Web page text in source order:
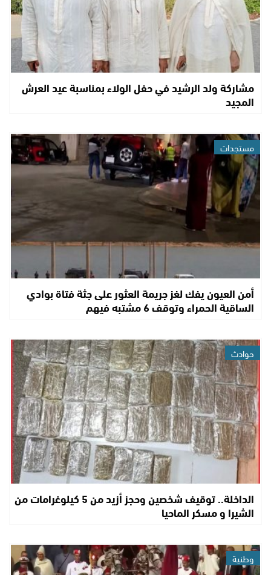
مشاركة ولد الرشيد في حفل الولاء بمناسبة عيد العرش
المجيد
مستجدات
أمن العيون يفك لغز جريمة العثور على جثة فتاة بوادي
الساقية الحمراء وتوقف 6 مشتبه فيهم
حوادث
الداخلة.. توقيف شخصين وحجز أزيد من 5 كيلوغرامات من
الشيرا و مسكر الماحيا
وطنية